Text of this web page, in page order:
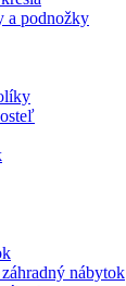
a podnožky
nábytok